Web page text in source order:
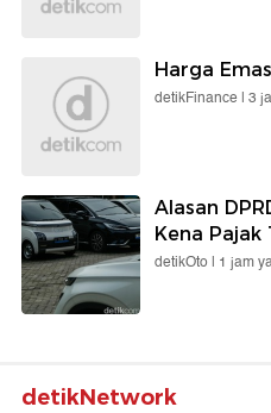
Harga
detikFinance | 3
Alasan
Kena Pajak
detikOto | 1 jam
detikNetwork